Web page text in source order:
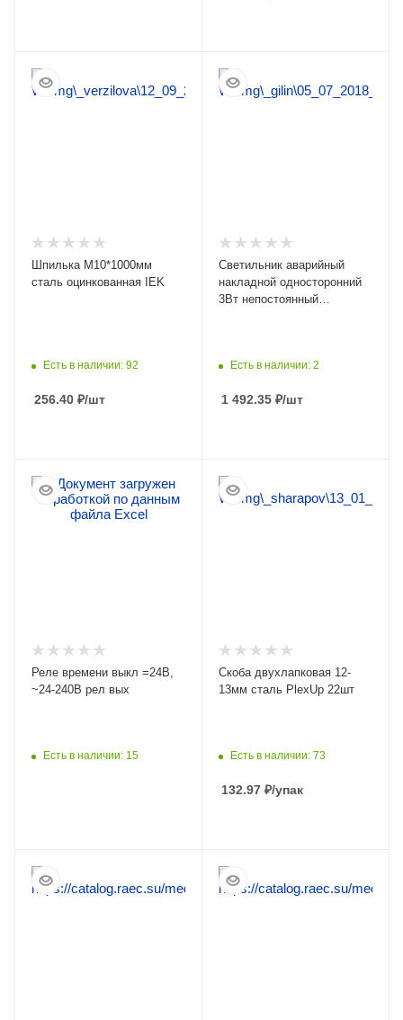
Шпилька М10*1000мм
сталь оцинкованная IEK
Есть в наличии: 92
256.40 ₽/шт
ПОДРОБНЕЕ
Светильник аварийный
накладной односторонний
3Вт непостоянный
Есть в наличии: 2
1 492.35 ₽/шт
Реле времени выкл =24В,
~24-240В рел вых
Есть в наличии: 15
Скоба двухлапковая 12-
13мм сталь PlexUp 22шт
Есть в наличии: 73
132.97 ₽/упак